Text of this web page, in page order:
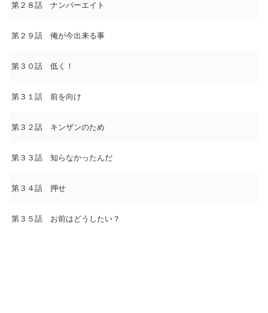
第２８話 ナンバーエイト
第２９話 俺が今出来る事
第３０話 低く！
第３１話 前を向け
第３２話 キンザンのため
第３３話 知らなかったんだ
第３４話 押せ
第３５話 お前はどうしたい？